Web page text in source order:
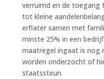
verruimd en de toegang
tot kleine
erflater samen met
minste 25% in een
maatregel ingaat is nog
worden onderzocht of
staatssteun.